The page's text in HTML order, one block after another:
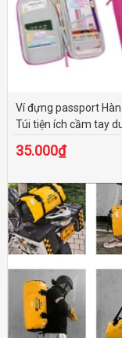
Ví đựng passport
Túi tiện ích cầm tay
35.000₫